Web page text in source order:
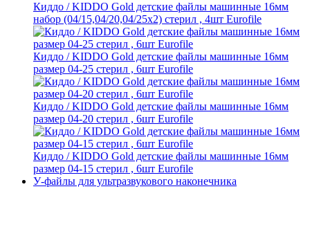
Киддо / KIDDO Gold детские файлы машинные 16мм
набор (04/15,04/20,04/25х2) стерил , 4шт Eurofile
Киддо / KIDDO Gold детские файлы машинные 16мм
размер 04-25 стерил , 6шт Eurofile
Киддо / KIDDO Gold детские файлы машинные 16мм
размер 04-20 стерил , 6шт Eurofile
Киддо / KIDDO Gold детские файлы машинные 16мм
размер 04-15 стерил , 6шт Eurofile
У-файлы для ультразвукового наконечника